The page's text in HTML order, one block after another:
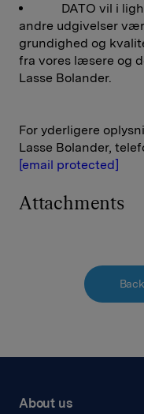
DATO vil i
andre udgivelser
grundighed og
fra vores læsere og
Lasse Bolander.
For yderligere
Lasse Bolander,
[email protected]
Attachments
About us